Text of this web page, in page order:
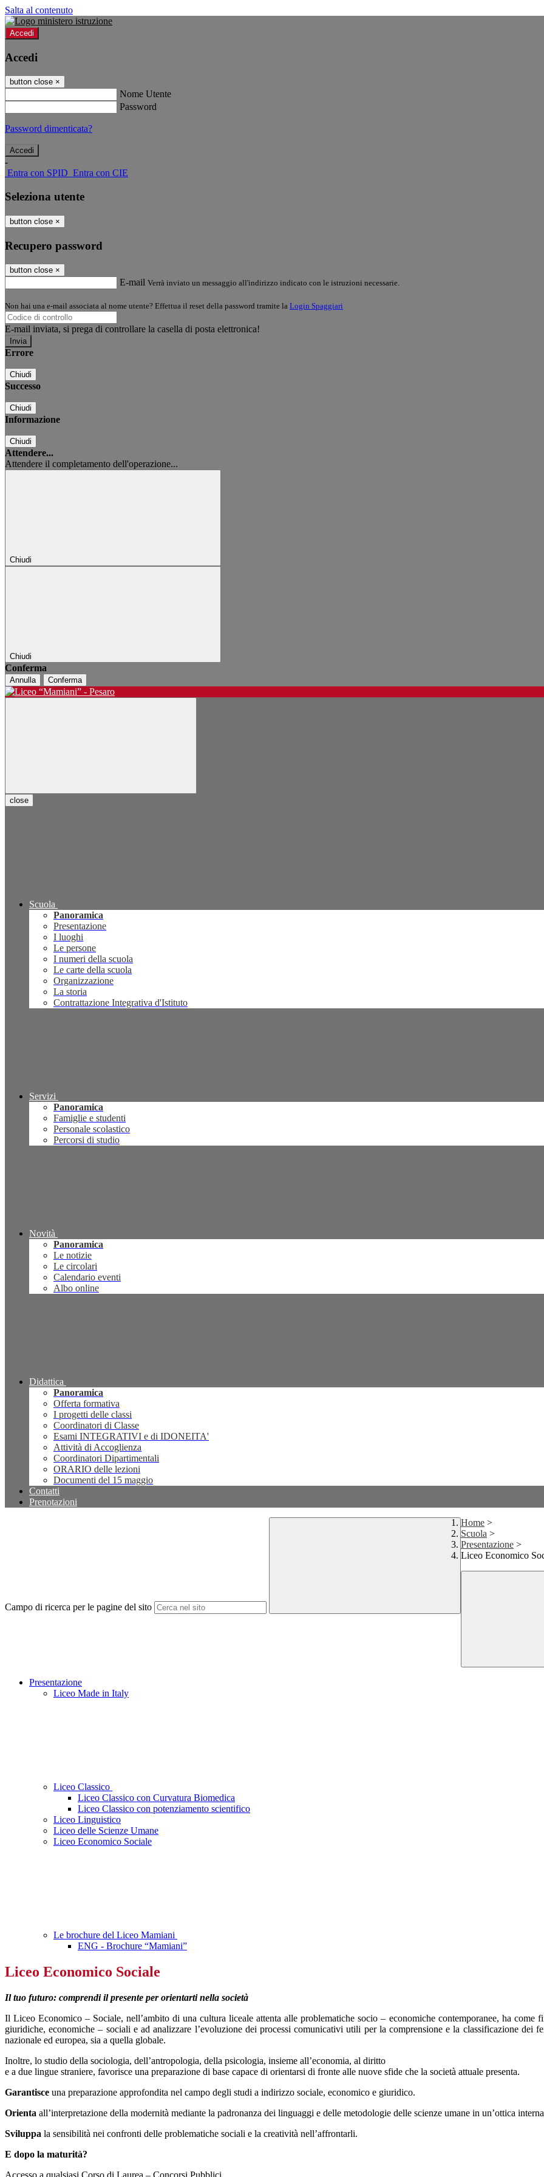
Salta al contenuto
Accedi
Accedi
button close ×
Nome Utente
Password
Password dimenticata?
-
Entra con SPID Entra con CIE
Seleziona utente
button close ×
Recupero password
button close ×
E-mail Verrà inviato un messaggio all'indirizzo indicato con le istruzioni necessarie.
Non hai una e-mail associata al nome utente? Effettua il reset della password tramite la Login Spaggiari
E-mail inviata, si prega di controllare la casella di posta elettronica!
Errore
Chiudi
Successo
Chiudi
Informazione
Chiudi
Attendere...
Attendere il completamento dell'operazione...
Chiudi
Chiudi
Conferma
Annulla Conferma
close
Scuola
Panoramica
Presentazione
I luoghi
Le persone
I numeri della scuola
Le carte della scuola
Organizzazione
La storia
Contrattazione Integrativa d'Istituto
Servizi
Panoramica
Famiglie e studenti
Personale scolastico
Percorsi di studio
Novità
Panoramica
Le notizie
Le circolari
Calendario eventi
Albo online
Didattica
Panoramica
Offerta formativa
I progetti delle classi
Coordinatori di Classe
Esami INTEGRATIVI e di IDONEITA'
Attività di Accoglienza
Coordinatori Dipartimentali
ORARIO delle lezioni
Documenti del 15 maggio
Contatti
Prenotazioni
Campo di ricerca per le pagine del sito
Home >
Scuola >
Presentazione >
Liceo Economico
Presentazione
Liceo Made in Italy
Liceo Classico
Liceo Classico con Curvatura Biomedica
Liceo Classico con potenziamento scientifico
Liceo Linguistico
Liceo delle Scienze Umane
Liceo Economico Sociale
Le brochure del Liceo Mamiani
ENG - Brochure “Mamiani”
Liceo Economico Sociale
Il tuo futuro: comprendi il presente per orientarti nella società
Il Liceo Economico – Sociale, nell’ambito di una cultura liceale attenta alle problematiche socio – economiche contemporanee, ha come
giuridiche, economiche – sociali e ad analizzare l’evoluzione dei processi comunicativi utili per la comprensione e la classificazione dei
nazionale ed europea, sia a quella globale.
Inoltre, lo studio della sociologia, dell’antropologia, della psicologia, insieme all’economia, al diritto
e a due lingue straniere, favorisce una preparazione di base capace di orientarsi di fronte alle nuove sfide che la società attuale presenta.
Garantisce una preparazione approfondita nel campo degli studi a indirizzo sociale, economico e giuridico.
Orienta all’interpretazione della modernità mediante la padronanza dei linguaggi e delle metodologie delle scienze umane in un’ottica
Sviluppa la sensibilità nei confronti delle problematiche sociali e la creatività nell’affrontarli.
E dopo la maturità?